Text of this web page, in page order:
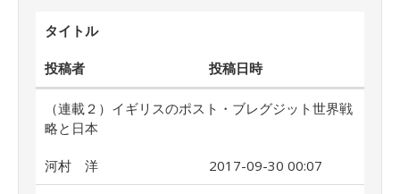
タイトル
投稿者 投稿日時
（連載２）イギリスのポスト・ブレグジット世界戦
略と日本
河村 洋 2017-09-30 00:07